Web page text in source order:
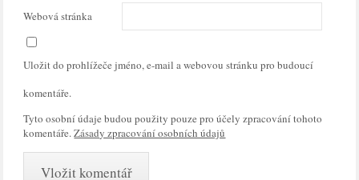
Webová stránka
Uložit do prohlížeče jméno, e-mail a webovou stránku pro budoucí
komentáře.
Tyto osobní údaje budou použity pouze pro účely zpracování tohoto
komentáře.Zásady zpracování osobních údajů